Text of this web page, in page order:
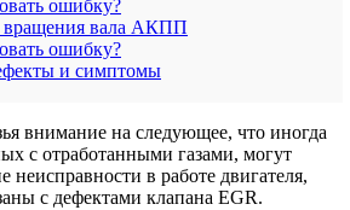
ошибку?
вращения вала АКПП
ошибку?
и симптомы
внимание на следующее, что иногда
с отработанными газами, могут
неисправности в работе двигателя,
с дефектами клапана EGR.